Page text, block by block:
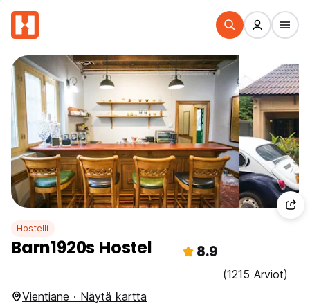
Hostelli
Barn1920s Hostel 8.9
(1215 Arviot)
Vientiane · Näytä kartta